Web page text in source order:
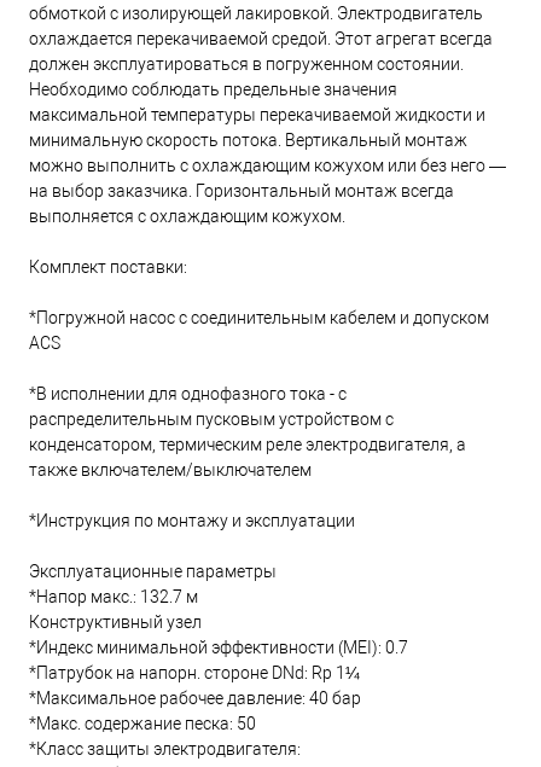
обмоткой с изолирующей лакировкой. Электродвигатель
охлаждается перекачиваемой средой. Этот агрегат всегда
должен эксплуатироваться в погруженном состоянии.
Необходимо соблюдать предельные значения
максимальной температуры перекачиваемой жидкости и
минимальную скорость потока. Вертикальный монтаж
можно выполнить с охлаждающим кожухом или без него —
на выбор заказчика. Горизонтальный монтаж всегда
выполняется с охлаждающим кожухом.
Комплект поставки:
*Погружной насос с соединительным кабелем и допуском
ACS
*В исполнении для однофазного тока - с
распределительным пусковым устройством с
конденсатором, термическим реле электродвигателя, а
также включателем/выключателем
*Инструкция по монтажу и эксплуатации
Эксплуатационные параметры
*Напор макс.: 132.7 м
Конструктивный узел
*Индекс минимальной эффективности (MEI): 0.7
*Патрубок на напорн. стороне DNd: Rp 1¼
*Максимальное рабочее давление: 40 бар
*Макс. содержание песка: 50
*Класс защиты электродвигателя: